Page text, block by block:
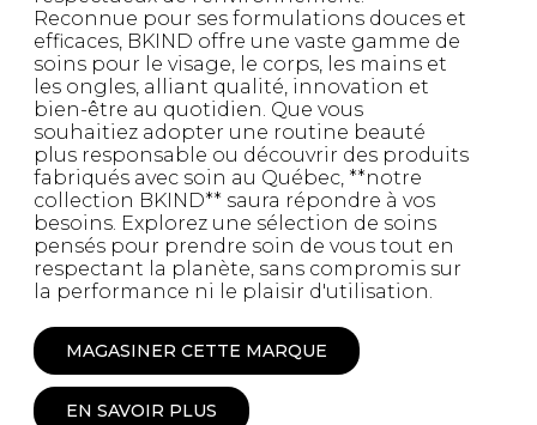
Reconnue pour ses formulations douces et
efficaces, BKIND offre une vaste gamme de
soins pour le visage, le corps, les mains et
les ongles, alliant qualité, innovation et
bien-être au quotidien. Que vous
souhaitiez adopter une routine beauté
plus responsable ou découvrir des produits
fabriqués avec soin au Québec, **notre
collection BKIND** saura répondre à vos
besoins. Explorez une sélection de soins
pensés pour prendre soin de vous tout en
respectant la planète, sans compromis sur
la performance ni le plaisir d'utilisation.
MAGASINER CETTE MARQUE
EN SAVOIR PLUS